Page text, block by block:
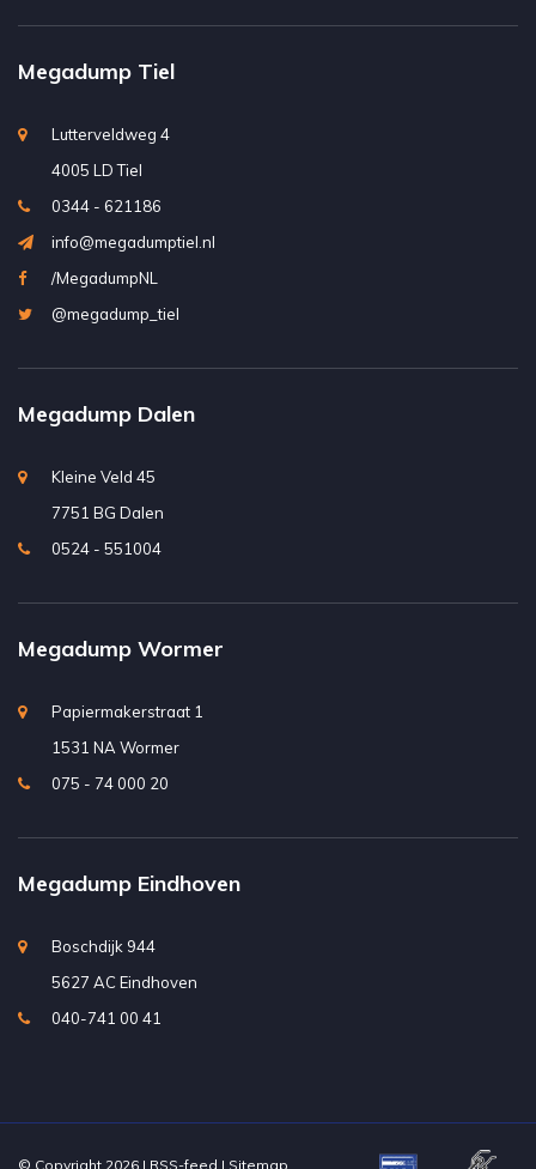
Megadump Tiel
Lutterveldweg 4
4005 LD Tiel
0344 - 621186
info@megadumptiel.nl
/MegadumpNL
@megadump_tiel
Megadump Dalen
Kleine Veld 45
7751 BG Dalen
0524 - 551004
Megadump Wormer
Papiermakerstraat 1
1531 NA Wormer
075 - 74 000 20
Megadump Eindhoven
Boschdijk 944
5627 AC Eindhoven
040-741 00 41
© Copyright 2026 | RSS-feed | Sitemap